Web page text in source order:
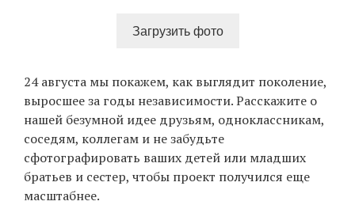
Загрузить фото
24 августа мы покажем, как выглядит поколение,
выросшее за годы независимости. Расскажите о
нашей безумной идее друзьям, одноклассникам,
соседям, коллегам и не забудьте
сфотографировать ваших детей или младших
братьев и сестер, чтобы проект получился еще
масштабнее.